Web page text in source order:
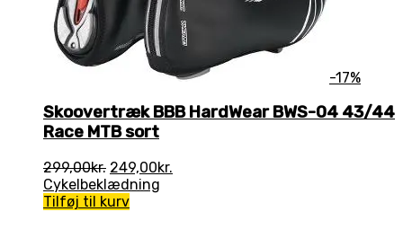
-17%
Skoovertræk BBB HardWear BWS-04 43/44
Race MTB sort
299,00kr. Den
oprindelige
pris
249,00kr.
Cykelbeklædning
Tilføj til kurv